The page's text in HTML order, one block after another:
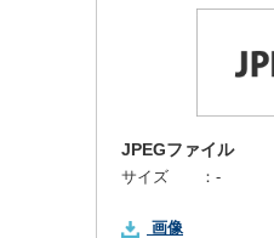
JPEGファイル
サイズ ： -
画像